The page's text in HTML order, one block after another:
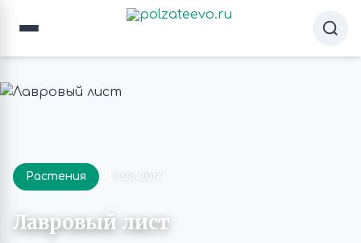
Растения 11.03.2017
Лавровый лист